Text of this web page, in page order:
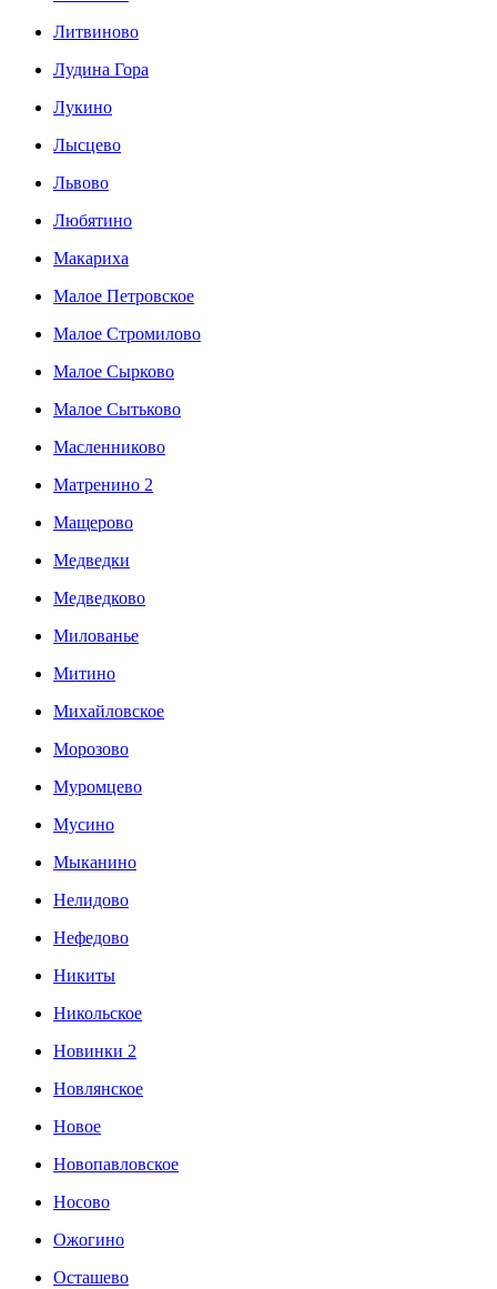
Литвиново
Лудина Гора
Лукино
Лысцево
Львово
Любятино
Макариха
Малое Петровское
Малое Стромилово
Малое Сырково
Малое Сытьково
Масленниково
Матренино 2
Мащерово
Медведки
Медведково
Милованье
Митино
Михайловское
Морозово
Муромцево
Мусино
Мыканино
Нелидово
Нефедово
Никиты
Никольское
Новинки 2
Новлянское
Новое
Новопавловское
Носово
Ожогино
Осташево